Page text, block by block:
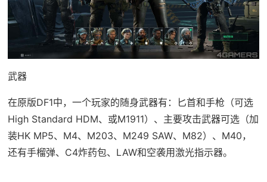
武器
在原版DF1中，一个玩家的随身武器有：匕首和手枪（可选
High Standard HDM、或M1911）、主要攻击武器可选（加
装HK MP5、M4、M203、M249 SAW、M82）、M40，
还有手榴弹、C4炸药包、LAW和空袭用激光指示器。